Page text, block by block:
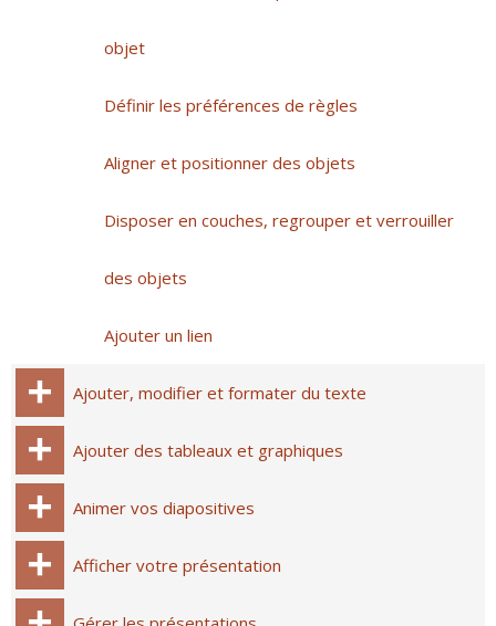
objet
Définir les préférences de règles
Aligner et positionner des objets
Disposer en couches, regrouper et verrouiller
des objets
Ajouter un lien
Ajouter, modifier et formater du texte
Ajouter des tableaux et graphiques
Animer vos diapositives
Afficher votre présentation